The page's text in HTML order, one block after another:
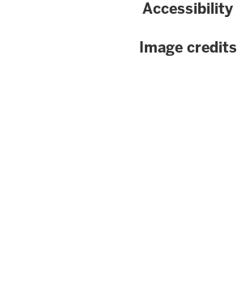
Accessibility
Image credits